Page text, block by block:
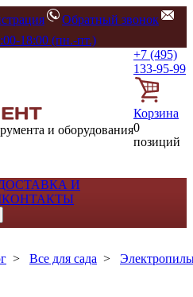
Обратный звонок
18:00 (пн.-пт.)
и оборудования
+7 (495)
133-95-99
Корзина
0
позиций
И
КОНТАКТЫ
> Все для сада >